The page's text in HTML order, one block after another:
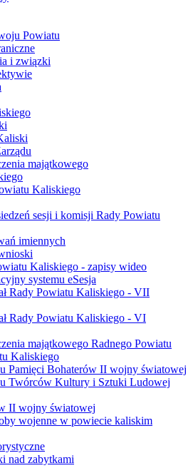
Powiatu
i związki
majątkowego
Kaliskiego
sesji i komisji Rady Powiatu
imiennych
Kaliskiego - zapisy wideo
systemu eSesja
Rady Powiatu Kaliskiego - VII
Rady Powiatu Kaliskiego - VI
majątkowego Radnego Powiatu
Kaliskiego
Pamięci Bohaterów II wojny światowej
Twórców Kultury i Sztuki Ludowej
II wojny światowej
wojenne w powiecie kaliskim
nad zabytkami